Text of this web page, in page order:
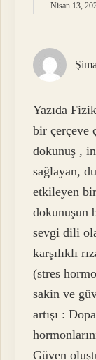
Nisan 13,
Yazıda
bir çerçeve
dokunuş ,
sağlayan,
etkileyen
dokunuşun
sevgi dili
karşılıklı
(stres
sakin ve
artışı :
Güven